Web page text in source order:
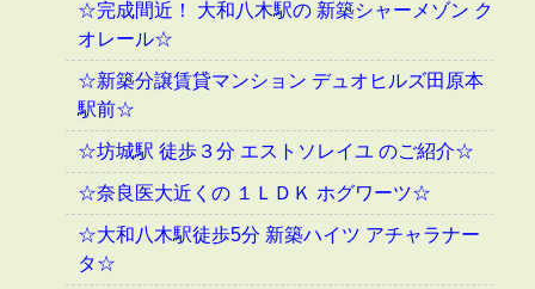
☆完成間近！ 大和八木駅の 新築シャーメゾン ク
オレール☆
☆新築分譲賃貸マンション デュオヒルズ田原本
駅前☆
☆坊城駅 徒歩３分 エストソレイユ のご紹介☆
☆奈良医大近くの １ＬＤＫ ホグワーツ☆
☆大和八木駅徒歩5分 新築ハイツ アチャラナー
タ☆